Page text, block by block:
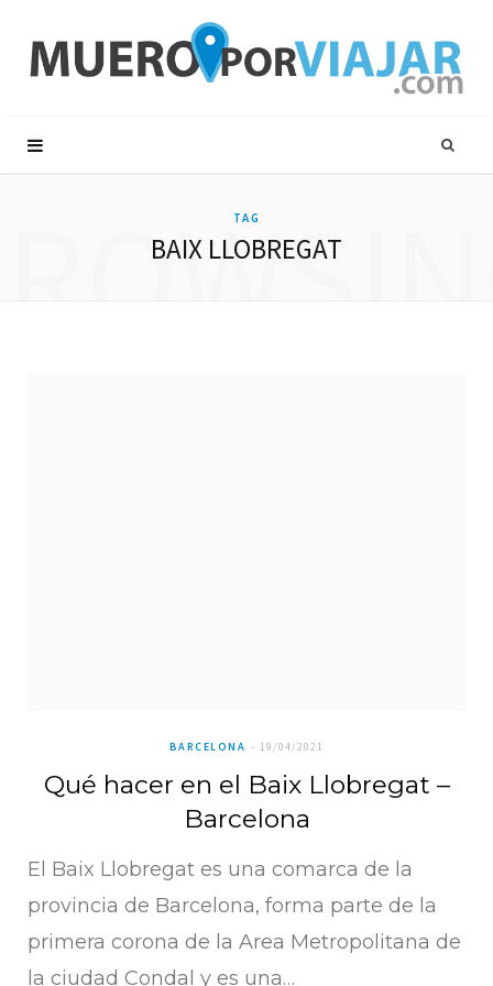
TAG
BAIX LLOBREGAT
BARCELONA 19/04/2021
Qué hacer en el Baix Llobregat –
Barcelona
El Baix Llobregat es una comarca de la
provincia de Barcelona, forma parte de la
primera corona de la Area Metropolitana de
la ciudad Condal y es una…